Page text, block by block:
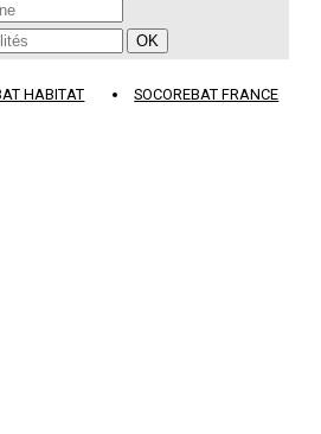
HABITAT SOCOREBAT FRANCE